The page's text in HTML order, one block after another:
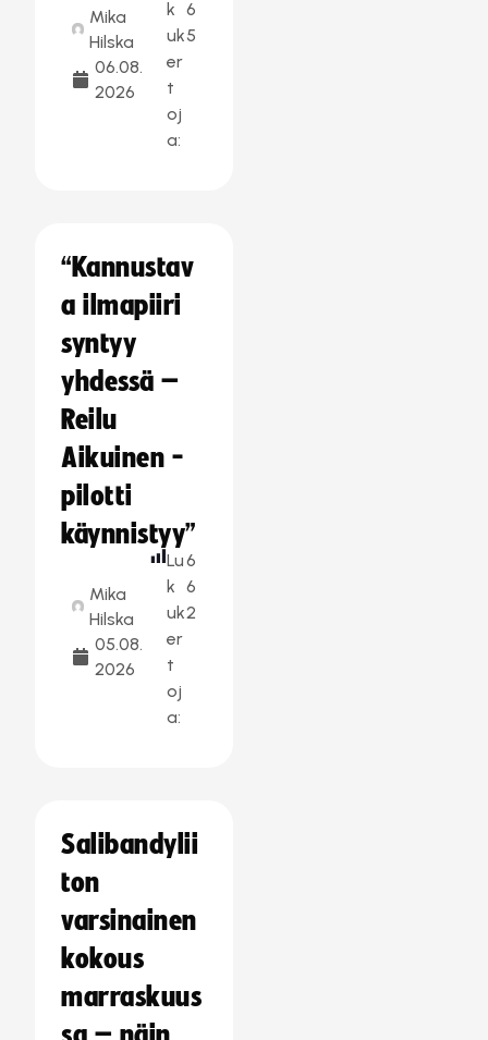
Mika
Hilska
06.08.
2026
k
uk
er
t
oj
a:
6
5
“Kannustav
a ilmapiiri
syntyy
yhdessä –
Reilu
Aikuinen -
pilotti
käynnistyy”
Mika
Hilska
05.08.
2026
Lu
k
uk
er
t
oj
a:
6
6
2
Salibandylii
ton
varsinainen
kokous
marraskuus